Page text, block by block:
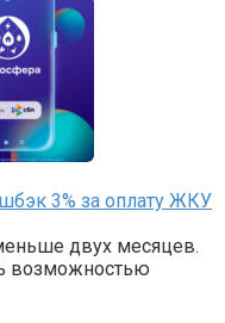
3% за оплату ЖКУ
двух месяцев.
возможностью